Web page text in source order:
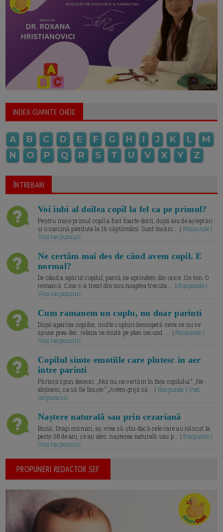
INDEX CUVINTE CHEIE
A B C D E F G H I J K L
M
N
O P Q R S T U V X Y Z
ÎNTREBARI
Voi iubi al doilea copil la fel ca pe primul?
Pentru mine primul copil a fost foarte dorit, după ani de așteptări
și o sarcină pierduta la 16 săptămâni. Sunt însărc... | Raspunde |
Vezi raspunsuri
Ne certăm mai des de când avem copil. E
normal?
De când a apărut copilul, parcă ne aprindem din orice. Un ton. O
remarcă. Cine s-a trezit din nou noaptea trecuta.... |Raspunde |
Vezi raspunsuri
Cum ramanem un cuplu, nu doar parinti
După apariția copiilor, multe cupluri descoperă ceva ce nu se
spune prea des: relația se mută pe plan secund. ... |Raspunde |
Vezi raspunsuri
Copilul simte emotiile care plutesc in aer
intre parinti
Părinții spun deseori: „Noi nu ne certăm în fața copilului.” „Ne
abținem, ca să fie liniște.” „Avem grijă să... | Raspunde | Vezi
raspunsuri
Naștere naturală sau prin cezariană
Bună, Dragi mămici, aș vrea să știu dacă cele care au născut la
peste 38 de ani, ce ați ales: nașterea naturală sau p... |Raspunde |
Vezi raspunsuri
PROPUNERI REDACTOR SEF